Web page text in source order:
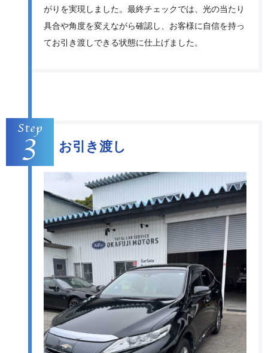
がりを実現しました。最終チェックでは、光の当たり
具合や角度を変えながら確認し、お客様に自信を持っ
てお引き渡しできる状態に仕上げました。
お引き渡し